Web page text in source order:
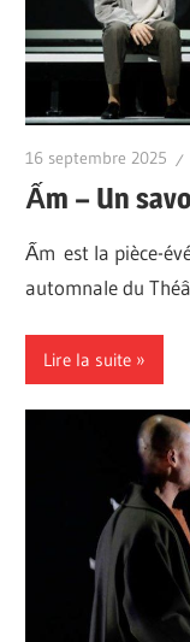
16 septembre 2025
Ấm – Un
Ấm est la pièce-
automnale du
Lire la suite